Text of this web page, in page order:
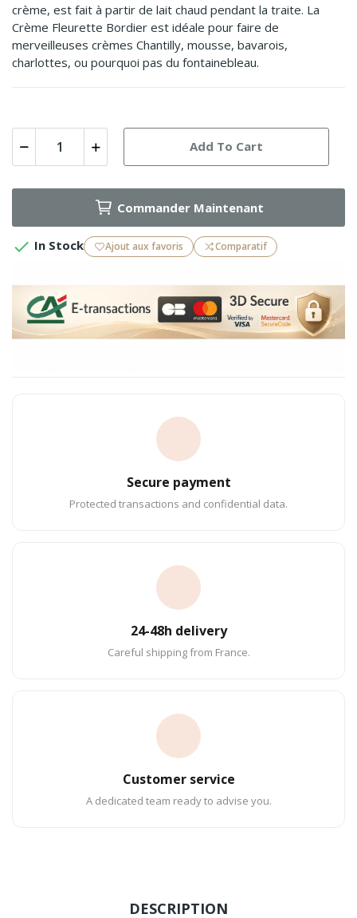
crème, est fait à partir de lait chaud pendant la traite. La
Crème Fleurette Bordier est idéale pour faire de
merveilleuses crèmes Chantilly, mousse, bavarois,
charlottes, ou pourquoi pas du fontainebleau.
Add To Cart
Commander Maintenant
 In Stock Ajout aux favoris Comparatif
Secure payment
Protected transactions and confidential data.
24-48h delivery
Careful shipping from France.
Customer service
A dedicated team ready to advise you.
DESCRIPTION